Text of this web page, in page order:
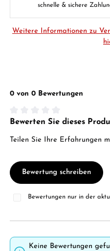
schnelle & sichere
Weitere Informationen zu
0 von 0 Bewertungen
Durchschnittliche Bewertung
Bewerten Sie dieses
Teilen Sie Ihre Erfahrungen
Bewertung schreiben
Bewertungen nur in der
Keine Bewertungen